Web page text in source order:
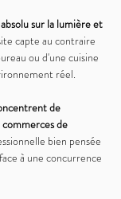
sur la lumière et
capte au contraire
ou d'une cuisine
réel.
de
de
bien pensée
à une concurrence